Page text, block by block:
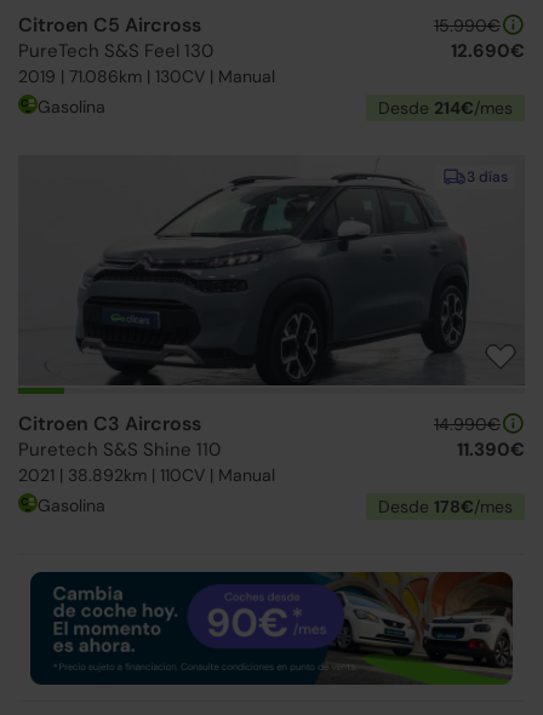
Citroen C5 Aircross
PureTech S&S Feel 130
2019 | 71.086km | 130CV | Manual
15.990€
12.690€
Gasolina Desde 214€/mes
3 días
Citroen C3 Aircross
Puretech S&S Shine 110
2021 | 38.892km | 110CV | Manual
14.990€
11.390€
Gasolina Desde 178€/mes